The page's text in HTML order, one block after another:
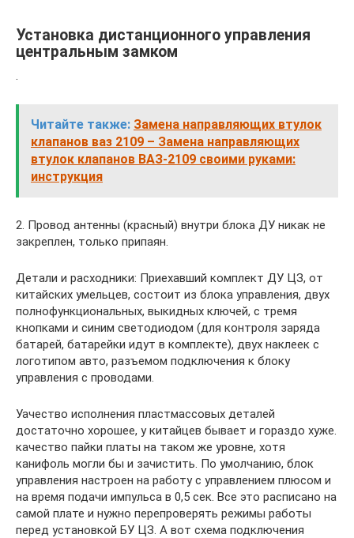
Установка дистанционного управления
центральным замком
.
Читайте также: Замена направляющих втулок
клапанов ваз 2109 – Замена направляющих
втулок клапанов ВАЗ-2109 своими руками:
инструкция
2. Провод антенны (красный) внутри блока ДУ никак не
закреплен, только припаян.
Детали и расходники: Приехавший комплект ДУ ЦЗ, от
китайских умельцев, состоит из блока управления, двух
полнофункциональных, выкидных ключей, с тремя
кнопками и синим светодиодом (для контроля заряда
батарей, батарейки идут в комплекте), двух наклеек с
логотипом авто, разъемом подключения к блоку
управления с проводами.
Уачество исполнения пластмассовых деталей
достаточно хорошее, у китайцев бывает и гораздо хуже.
качество пайки платы на таком же уровне, хотя
канифоль могли бы и зачистить. По умолчанию, блок
управления настроен на работу с управлением плюсом и
на время подачи импульса в 0,5 сек. Все это расписано на
самой плате и нужно перепроверять режимы работы
перед установкой БУ ЦЗ. А вот схема подключения